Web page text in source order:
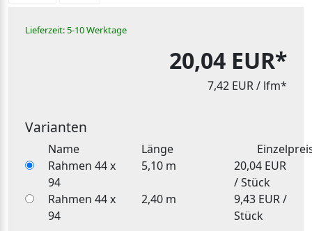
Lieferzeit: 5-10 Werktage
20,04 EUR*
7,42 EUR/ lfm*
Varianten
Name Länge
Rahmen 44 x
94
5,10 m
20,04 EUR
/ Stück
Rahmen 44 x
94
2,40 m
9,43 EUR /
Stück